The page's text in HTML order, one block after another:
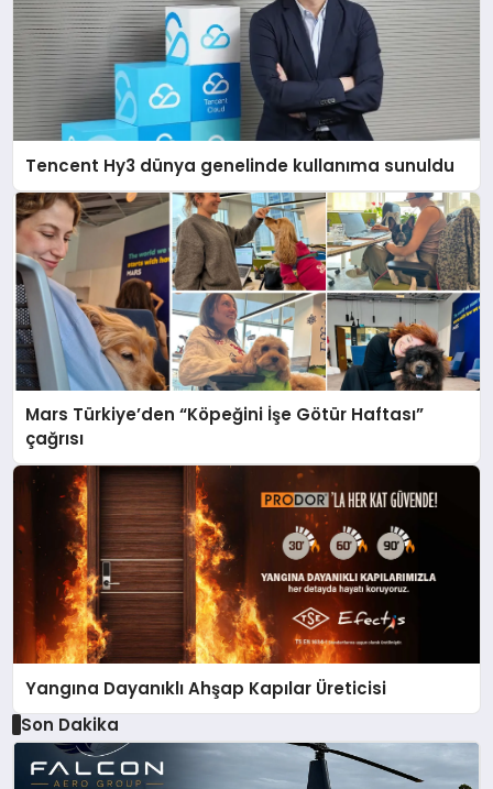
Tencent Hy3 dünya genelinde kullanıma sunuldu
Mars Türkiye’den “Köpeğini İşe Götür Haftası”
çağrısı
Yangına Dayanıklı Ahşap Kapılar Üreticisi
Son Dakika